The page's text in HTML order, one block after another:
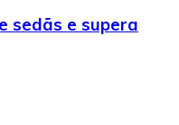
sedãs e supera